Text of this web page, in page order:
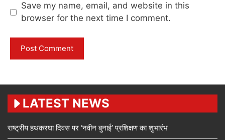
Save my name, email, and website in this
browser for the next time I comment.
LATEST NEWS
राष्ट्रीय हथकरघा दिवस पर ‘नवीन बुनाई’ प्रशिक्षण का शुभारंभ